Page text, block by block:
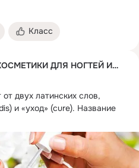
Класс
ИНТЕРНЕТ-МАГАЗИН КОСМЕТИКИ ДЛЯ НОГТЕЙ И ВОЛОС
двух латинских слов,
и «уход» (cure). Название